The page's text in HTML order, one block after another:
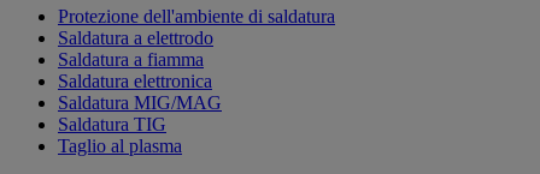
Protezione dell'ambiente di saldatura
Saldatura a elettrodo
Saldatura a fiamma
Saldatura elettronica
Saldatura MIG/MAG
Saldatura TIG
Taglio al plasma